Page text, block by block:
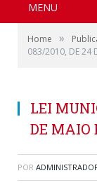
MENU
Home »
083/2010, DE 24
LEI
DE MAIO
POR